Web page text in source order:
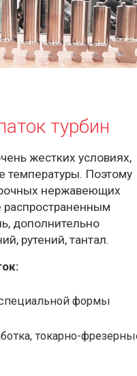
турбин
жестких условиях,
температуры. Поэтому
нержавеющих
распространенным
дополнительно
рутений, тантал.
формы
токарно-